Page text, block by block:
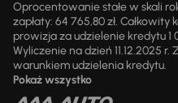
Oprocentowanie stałe w skali
zapłaty: 64 765,80 zł.
prowizja za udzielenie kredytu 1
Wyliczenie na dzień 11.12.2025
warunkiem udzielenia kredytu.
Pokaż wszystko